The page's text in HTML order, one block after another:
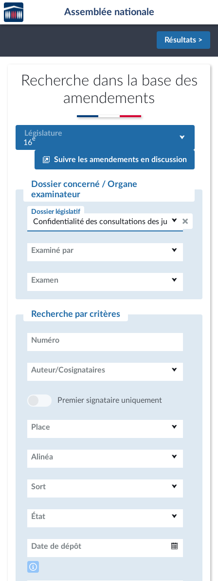
Aller au contenu
Aller en bas de la page
Accèder
à la
page
Assemblée nationale
Résultats >
Recherche dans la base des
amendements
Législature
16e
Suivre les amendements en discussion
Dossier concerné / Organe
examinateur
Dossier législatif
Examiné par
Examen
Recherche par critères
Numéro
Auteur/Cosignataires
Premier signataire uniquement
Place
Alinéa
Sort
État
Date de dépôt